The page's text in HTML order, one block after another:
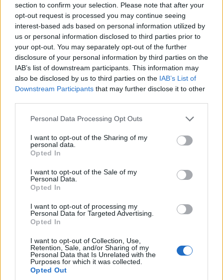
section to confirm your selection. Please note that after your
opt-out request is processed you may continue seeing
interest-based ads based on personal information utilized by
us or personal information disclosed to third parties prior to
your opt-out. You may separately opt-out of the further
disclosure of your personal information by third parties on the
IAB’s list of downstream participants. This information may
also be disclosed by us to third parties on the IAB’s List of
Downstream Participants that may further disclose it to other
Please note that this website/app uses one or more Google
not limited to your visit or usage behaviour. You may click to
grant or deny consent to Google and its third-party tags to
use your data for below specified purposes in below Google
consent section.
Personal Data Processing Opt Outs
I want to opt-out of the Sharing of my
personal data.
Opted In
I want to opt-out of the Sale of my
Personal Data.
Opted In
I want to opt-out of processing my
Personal Data for Targeted Advertising.
Opted In
I want to opt-out of Collection, Use,
Retention, Sale, and/or Sharing of my
Personal Data that Is Unrelated with the
Purposes for which it was collected.
Opted Out
Τέσσερα μετάλλια για τη
Μακεδονική Δύναμη
Κοζάνης στο 7th ASTERIX
CUP International
Taekwondo Tournament
Nis- Serbia 2023
23 Μαΐου 2023, 11:13 πμ
σε "Αθλητικά"
Ακολουθήστε μας στοGoogle News